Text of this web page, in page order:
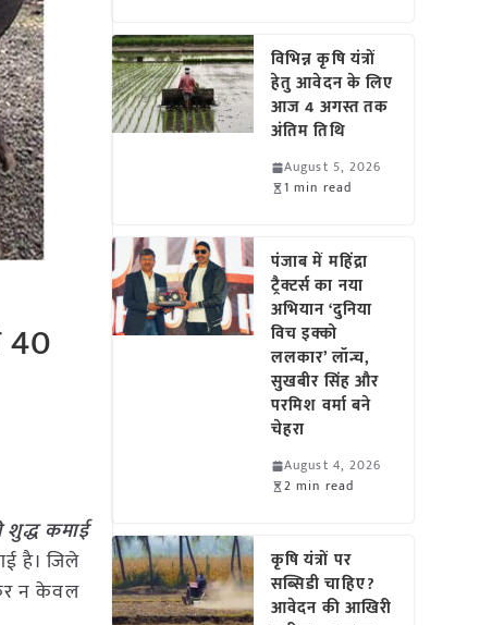
40
शुद्ध कमाई
है। जिले
न केवल
विभिन्न कृषि यंत्रों
हेतु आवेदन के लिए
आज 4 अगस्त तक
अंतिम तिथि
August 5, 2026
1 min read
पंजाब में महिंद्रा
ट्रैक्टर्स का नया
अभियान ‘दुनिया
विच इक्को
ललकार’ लॉन्च,
सुखबीर सिंह और
परमिश वर्मा बने
चेहरा
August 4, 2026
2 min read
कृषि यंत्रों पर
सब्सिडी चाहिए?
आवेदन की आखिरी